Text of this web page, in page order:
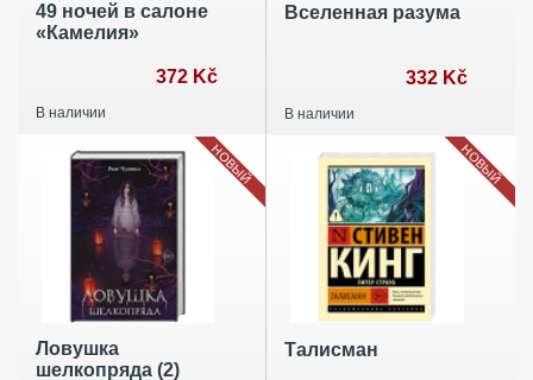
49 ночей в салоне
«Камелия»
372 Kč
В наличии
Вселенная разума
332 Kč
В наличии
Ловушка
шелкопряда (2)
НОВЫЙ
Талисман
НОВЫЙ